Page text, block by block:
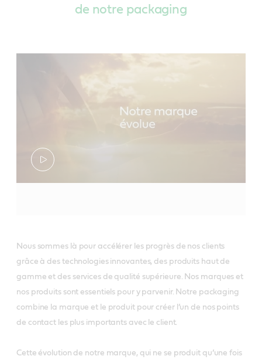
de notre packaging
Nous sommes là pour accélérer les progrès de nos clients
grâce à des technologies innovantes, des produits haut de
gamme et des services de qualité supérieure. Nos marques et
nos produits sont essentiels pour y parvenir. Notre packaging
combine la marque et le produit pour créer l’un de nos points
de contact les plus importants avec le client.
Cette évolution de notre marque, qui ne se produit qu’une fois